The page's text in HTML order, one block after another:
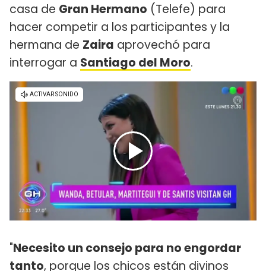
casa de Gran Hermano (Telefe) para
hacer competir a los participantes y la
hermana de Zaira aprovechó para
interrogar a Santiago del Moro.
"Necesito un consejo para no engordar
tanto, porque los chicos están divinos